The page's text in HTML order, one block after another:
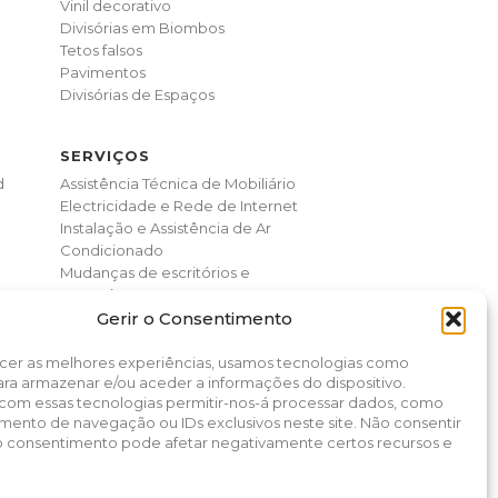
Gerir o Consentimento
as melhores experiências, usamos tecnologias como
armazenar e/ou aceder a informações do dispositivo.
essas tecnologias permitir-nos-á processar dados, como
de navegação ou IDs exclusivos neste site. Não consentir
consentimento pode afetar negativamente certos recursos e
Vinil decorativo
Divisórias em Biombos
Tetos falsos
Pavimentos
Divisórias de Espaços
SERVIÇOS
Assistência Técnica de Mobiliário
Electricidade e Rede de Internet
Instalação e Assistência de Ar
Condicionado
Mudanças de escritórios e
armazéns
Obras, Pinturas e Remodelações